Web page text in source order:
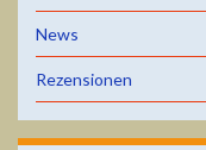
News
Rezensionen